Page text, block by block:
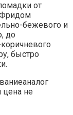
от
Фридом
бежевого и
до
быстро
цена не